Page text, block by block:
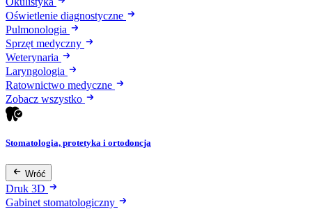
Oświetlenie diagnostyczne
Pulmonologia
Sprzęt medyczny
Weterynaria
Laryngologia
Ratownictwo medyczne
Zobacz wszystko
Stomatologia, protetyka i ortodoncja
Wróć
Druk 3D
Gabinet stomatologiczny